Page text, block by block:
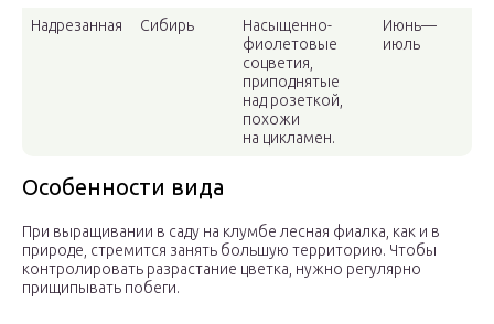
Надрезанная Сибирь
Насыщенно-
фиолетовые
соцветия,
приподнятые
над розеткой,
похожи
на цикламен.
Июнь—
июль
Особенности вида
При выращивании в саду на клумбе лесная фиалка, как и в
природе, стремится занять большую территорию. Чтобы
контролировать разрастание цветка, нужно регулярно
прищипывать побеги.